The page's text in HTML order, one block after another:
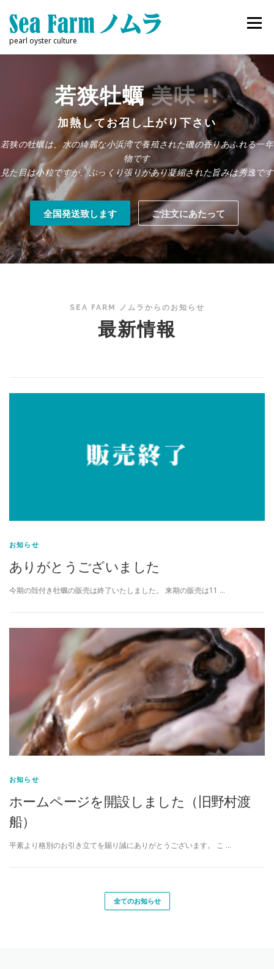
ツ
pearl oyster culture
メニュー
特定商取引法に基づく表示
若狭牡蠣美味 !!
加熱してお召し上がり下さい
若狭の牡蠣は、水の綺麗な小浜湾で養殖された磯の香りあふれる一年
物です
見た目は小粒ですが、ぷっくり張りがあり凝縮された旨みは秀逸です
全国発送致します ご注文にあたって
SEA FARM ノムラからのお知らせ
最新情報
お知らせ
ありがとうございました
今期の殻付き牡蠣の販売は終了いたしました。 来期の販売は11 …
お知らせ
ホームページを開設しました（旧野村渡
船）
平素より格別のお引き立てを賜り誠にありがとうございます。 こ …
全てのお知らせ